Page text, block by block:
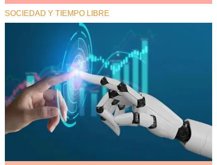
SOCIEDAD Y TIEMPO LIBRE